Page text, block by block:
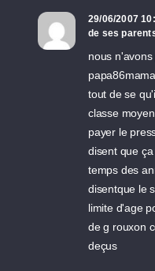
29/06/2007
de ses
nous
tout de se
classe
payer le
disent que
temps des
disentque le
limite d'age
de g rouxon
deçus